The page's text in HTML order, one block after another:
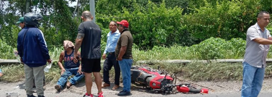
siniestro.